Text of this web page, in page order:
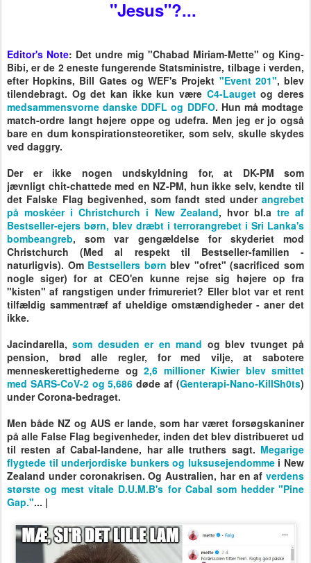
"Jesus"?...
Editor's Note: Det undre mig "Chabad Miriam-Mette" og King-
Bibi, er de 2 eneste fungerende Statsministre, tilbage i verden,
efter Hopkins, Bill Gates og WEF's Projekt "Event 201", blev
tilendebragt. Og det kan ikke kun være C4-Laugetog deres
medsammensvorne danske DDFL og DDFO. Hun må modtage
match-ordre langt højere oppe og udefra. Men jeg er jo også
bare en dum konspirationsteoretiker, som selv, skulle skydes
ved daggry.
Der er ikke nogen undskyldning for, at DK-PM som
jævnligt chit-chattede med en NZ-PM, hun ikke selv, kendte til
det Falske Flag begivenhed, som fandt sted under angrebet
på moskéer i Christchurch i New Zealand, hvor bl.atre af
Bestseller-ejers børn, blev dræbt i terrorangrebet i Sri Lanka's
bombeangreb, som var gengældelse for skyderiet mod
Christchurch (Med al respekt til Bestseller-familien -
naturligvis). Om Bestsellers børn blev "ofret" (sacrificed som
nogle siger) for at CEO'en kunne rejse sig højere op fra
"kisten" af rangstigen under frimureriet? Eller blot var et rent
tilfældig sammentræf af uheldige omstændigheder - aner det
ikke.
Jacindarella,som desuden er en mand og blev tvunget på
pension, brød alle regler, for med vilje, at sabotere
menneskerettighederne og 2,6 millioner Kiwier blev smittet
med SARS-CoV-2 og 5,686 døde af (Genterapi-Nano-KillSh0ts)
under Corona-bedraget.
Men både NZ og AUS er lande, som har været forsøgskaniner
på alle False Flag begivenheder, inden det blev distribueret ud
til resten af Cabal-landene, har alle truthers sagt. Megarige
flygtede til underjordiske bunkers og luksusejendommei New
Zealand under coronakrisen. Og Australien, har en af verdens
største og mest vitale D.U.M.B's for Cabal som hedder "Pine
Gap."... |